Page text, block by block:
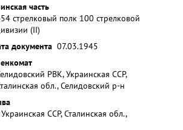
часть
стрелковый полк 100 стрелковой
(II)
документа 07.03.1945
РВК, Украинская ССР,
обл., Селидовский р-н
ССР, Сталинская обл.,